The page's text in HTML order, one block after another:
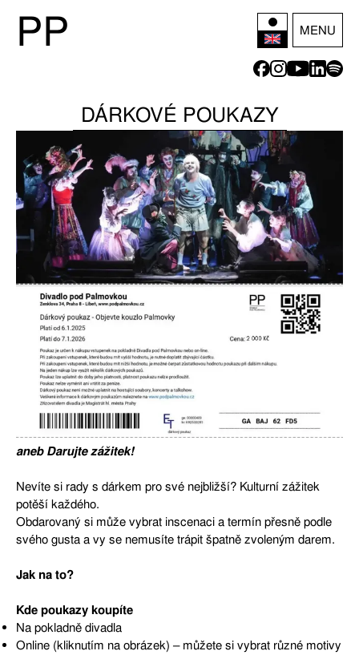
PP MENU
DÁRKOVÉ POUKAZY
aneb Darujte zážitek!
Nevíte si rady s dárkem pro své nejbližší? Kulturní zážitek
potěší každého.
Obdarovaný si může vybrat inscenaci a termín přesně podle
svého gusta a vy se nemusíte trápit špatně zvoleným darem.
Jak na to?
Kde poukazy koupíte
Na pokladně divadla
Online (kliknutím na obrázek) – můžete si vybrat různé motivy